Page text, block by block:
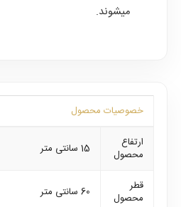
میشوند.
خصوصیات محصول
ارتفاع
محصول
15 سانتی متر
قطر
محصول
60 سانتی متر